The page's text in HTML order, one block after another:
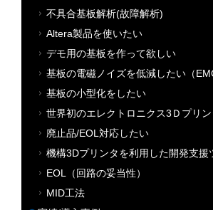
不具合基板解析(故障解析)
Altera製品を使いたい
デモ用の基板を作って欲しい
基板の電磁ノイズを低減したい（
基板の小型化をしたい
世界初のエレクトロニクス3Ｄプリン
廃止品/EOL対応したい
機構3Dプリンタを利用した開発支援
EOL（回路の妥当性）
MID工法